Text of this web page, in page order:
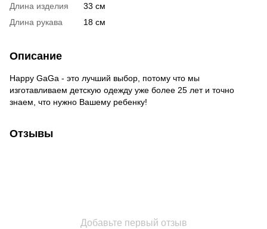
Длина изделия
33 см
Длина рукава
18 см
Описание
Happy GaGa - это лучший выбор, потому что мы
изготавливаем детскую одежду уже более 25 лет и точно
знаем, что нужно Вашему ребенку!
Отзывы
Добавьте первый отзыв